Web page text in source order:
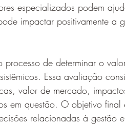
especializados podem
impactar positivamente a
de determinar o
Essa avaliação
valor de mercado,
em questão. O objetivo final
relacionadas à gestão